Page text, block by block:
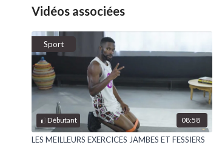
Vidéos associées
Débutant
Sport
08:58
LES MEILLEURS EXERCICES JAMBES ET FESSIERS